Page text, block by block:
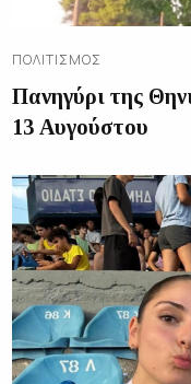
ΠΟΛΙΤΙΣΜΌΣ
Πανηγύρι της
13 Αυγούστου